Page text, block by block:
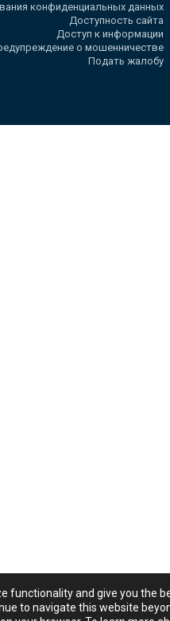
конфиденциальных данных
Доступность сайта
Доступ к информации
о мошенничестве
Подать жалобу
functionality and give you the
to navigate this website